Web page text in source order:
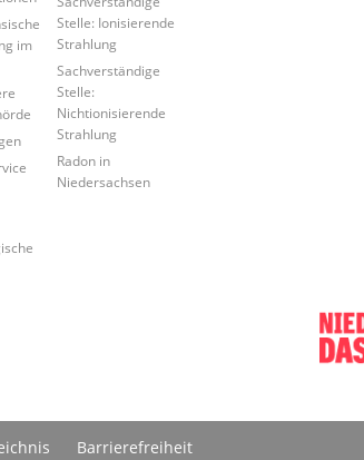
im
Stelle: Ionisierende
Strahlung
Sachverständige
Stelle:
Nichtionisierende
Strahlung
Radon in
Niedersachsen
Barrierefreiheit